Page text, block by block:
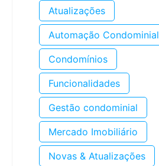
Atualizações
Automação Condominial
Condomínios
Funcionalidades
Gestão condominial
Mercado Imobiliário
Novas & Atualizações